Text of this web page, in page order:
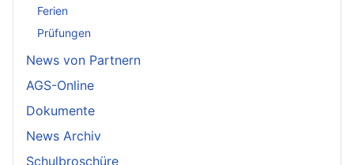
Ferien
Prüfungen
News von Partnern
AGS-Online
Dokumente
News Archiv
Schulbroschüre